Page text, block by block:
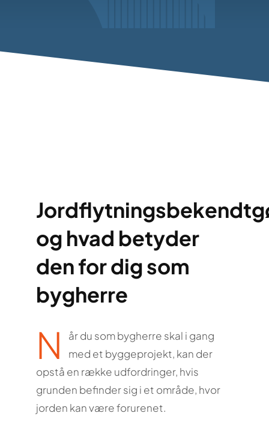
og hvad betyder
den for dig som
bygherre
N
år du som bygherre skal i gang
med et byggeprojekt, kan der
opstå en række udfordringer, hvis
grunden befinder sig i et område, hvor
jorden kan være forurenet.